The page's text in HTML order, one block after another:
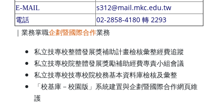
E-MAIL
s312@mail.mkc.edu.tw
電話
02-2858-4180 轉 2293
｜業務掌職企劃暨國際合作業務
私立技專校整體發展獎補助計畫檢核彙整經費追蹤
私立技專校院整體發展獎勵補助經費專責小組會議
私立技專校技專校院校務基本資料庫檢核及彙整
「校基庫－校園版」系統建置與企劃暨國際合作網頁維
護